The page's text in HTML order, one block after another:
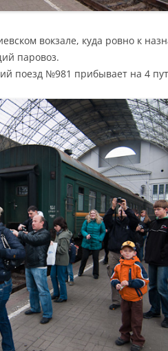
вокзале, куда ровно к
паровоз.
поезд №981 прибывает на 4